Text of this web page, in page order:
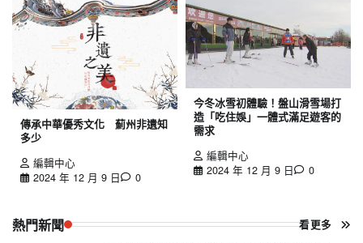
傳承中華優秀文化 薊州非遺知
多少
編輯中心
2024 年 12 月 9 日
0
今冬冰雪初體驗！盤山滑雪場打
造「吃住娛」一體式滿足遊客的
需求
編輯中心
2024 年 12 月 9 日
0
熱門新聞 看更多